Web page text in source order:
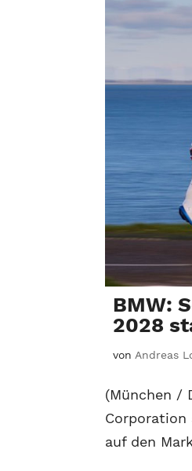
BMW:
2028
von Andreas
(München /
Corporation
auf den